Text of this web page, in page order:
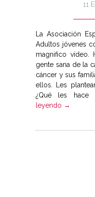
11
La Asociación
Adultos jóvenes
magnifico vídeo.
gente sana de la
cáncer y sus
ellos. Les
¿Qué les hace
leyendo →